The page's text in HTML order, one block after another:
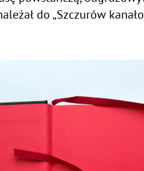
do „Szczurów